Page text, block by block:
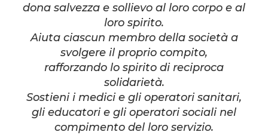
dona salvezza e sollievo al loro corpo e al
loro spirito.
Aiuta ciascun membro della società a
svolgere il proprio compito,
rafforzando lo spirito di reciproca
solidarietà.
Sostieni i medici e gli operatori sanitari,
gli educatori e gli operatori sociali nel
compimento del loro servizio.